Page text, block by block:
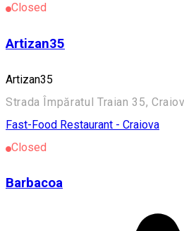
Closed
Artizan35
Artizan35
Strada Împăratul Traian 35,
Fast-Food Restaurant - Craiova
Closed
Barbacoa